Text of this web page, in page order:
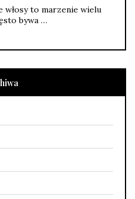
włosy to marzenie wielu
bywa …